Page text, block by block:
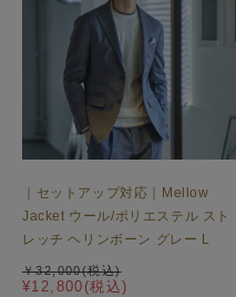
｜セットアップ対応｜Mellow
Jacket ウール/ポリエステル スト
レッチ ヘリンボーン グレー L
¥12,800(税込)
￥32,000(税込)